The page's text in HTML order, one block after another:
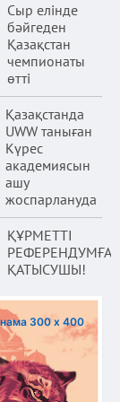
Сыр елінде
бәйгеден
Қазақстан
чемпионаты
өтті
Қазақстанда
UWW таныған
Күрес
академиясын
ашу
жоспарлануда
ҚҰРМЕТТІ
РЕФЕРЕНДУМҒА
ҚАТЫСУШЫ!
300 х 400